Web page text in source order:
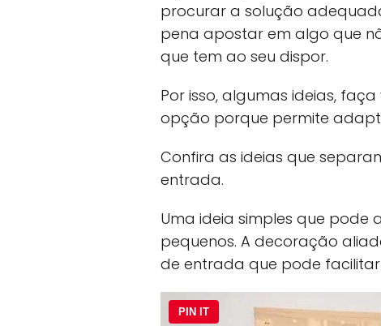
procurar a solução
pena apostar em algo que
que tem ao seu dispor.
Por isso, algumas ideias,
opção porque permite
Confira as ideias que
entrada.
Uma ideia simples que
pequenos. A decoração
de entrada que pode
PIN IT